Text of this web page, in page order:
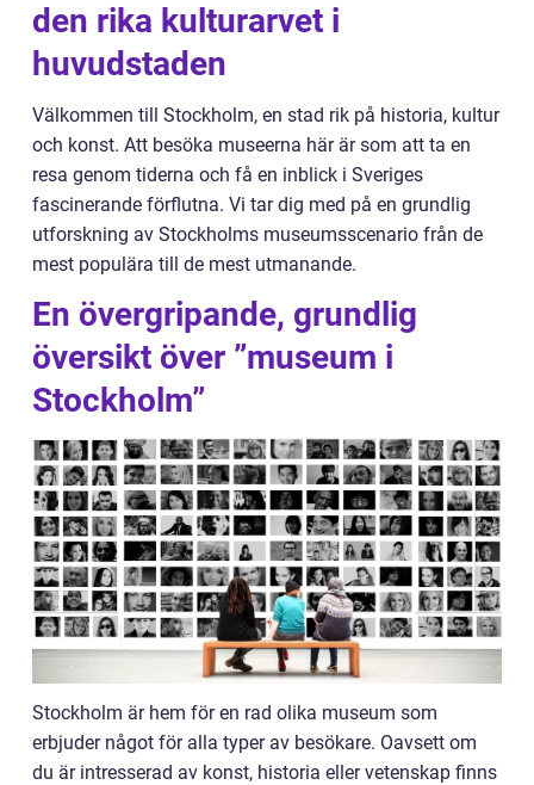
den rika kulturarvet i
huvudstaden
Välkommen till Stockholm, en stad rik på historia, kultur
och konst. Att besöka museerna här är som att ta en
resa genom tiderna och få en inblick i Sveriges
fascinerande förflutna. Vi tar dig med på en grundlig
utforskning av Stockholms museumsscenario från de
mest populära till de mest utmanande.
En övergripande, grundlig
översikt över ”museum i
Stockholm”
Stockholm är hem för en rad olika museum som
erbjuder något för alla typer av besökare. Oavsett om
du är intresserad av konst, historia eller vetenskap finns